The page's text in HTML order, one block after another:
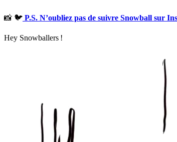
📸 🐦 P.S. N’oubliez pas de suivre Snowball sur
Hey Snowballers !